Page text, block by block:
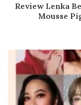
Review Lenka
Mousse